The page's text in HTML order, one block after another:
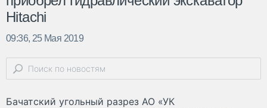
Hitachi
09:36, 25 Мая 2019
Бачатский угольный разрез АО «УК